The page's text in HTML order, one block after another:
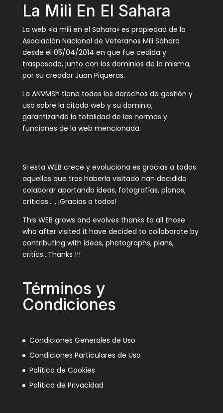
La Mili En El Sahara
La web «la mili en el Sahara» es propiedad de la
Asociación Nacional de Veteranos Mili Sáhara
desde el 05/04/2014 en que fue cedida y
traspasada, junto con los dominios de la misma,
por su creador Juan Piqueras.
La ANVMSh tiene todos los derechos de gestión y
uso sobre la citada web y su dominio,
garantizando la totalidad de las normas y
funciones de la web mencionada.
Si esta WEB crece y evoluciona es gracias a todos
aquellos que tras haberla visitado han decidido
colaborar aportando ideas, fotografías, planos,
críticas… , ¡Gracias a todos!
This WEB grows and evolves thanks to all those
who after visited it have decided to collaborate by
contributing with ideas, photographs, plans,
critics…Thanks !!!
Términos y
Condiciones
Condiciones Generales de Uso
Condiciones Particulares de Uso
Política de Cookies
Política de Privacidad